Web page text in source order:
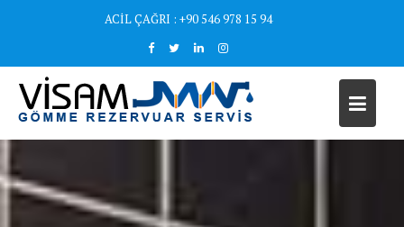
ACİL ÇAĞRI : +90 546 978 15 94